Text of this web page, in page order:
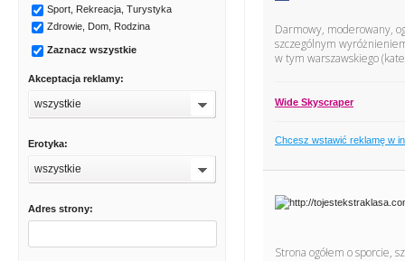
Sport, Rekreacja, Turystyka
Zdrowie, Dom, Rodzina
Zaznacz wszystkie
Akceptacja reklamy:
wszystkie
Erotyka:
wszystkie
Adres strony:
Darmowy, moderowany,
szczególnym
w tym warszawskiego
Wide Skyscraper
Chcesz wstawić reklamę w
Strona ogółem o sporcie,